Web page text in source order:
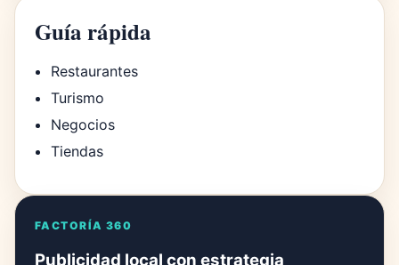
Guía rápida
Restaurantes
Turismo
Negocios
Tiendas
FACTORÍA 360
Publicidad local con estrategia